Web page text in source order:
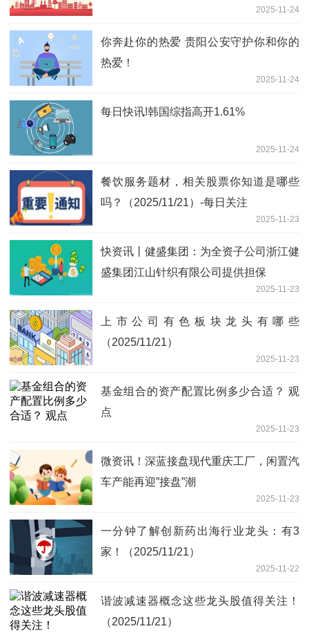
2025-11-24
你奔赴你的热爱 贵阳公安守护你和你的
热爱！
2025-11-24
每日快讯!韩国综指高开1.61%
2025-11-24
餐饮服务题材，相关股票你知道是哪些
吗？（2025/11/21）-每日关注
2025-11-23
快资讯丨健盛集团：为全资子公司浙江健
盛集团江山针织有限公司提供担保
2025-11-23
上市公司有色板块龙头有哪些
（2025/11/21）
2025-11-23
基金组合的资产配置比例多少合适？ 观
点
2025-11-23
微资讯！深蓝接盘现代重庆工厂，闲置汽
车产能再迎”接盘”潮
2025-11-23
一分钟了解创新药出海行业龙头：有3
家！（2025/11/21）
2025-11-22
谐波减速器概念这些龙头股值得关注！
（2025/11/21）